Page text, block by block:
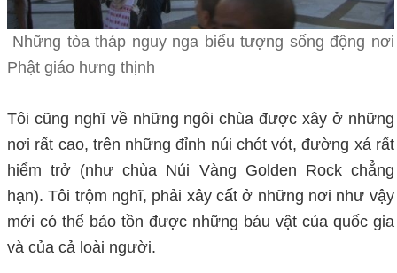
Những tòa tháp nguy nga biểu tượng sống động nơi
Phật giáo hưng thịnh
Tôi cũng nghĩ về những ngôi chùa được xây ở những
nơi rất cao, trên những đỉnh núi chót vót, đường xá rất
hiểm trở (như chùa Núi Vàng Golden Rock chẳng
hạn). Tôi trộm nghĩ, phải xây cất ở những nơi như vậy
mới có thể bảo tồn được những báu vật của quốc gia
và của cả loài người.